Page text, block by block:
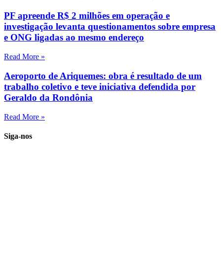
PF apreende R$ 2 milhões em operação e
investigação levanta questionamentos sobre empresa
e ONG ligadas ao mesmo endereço
Read More »
Aeroporto de Ariquemes: obra é resultado de um
trabalho coletivo e teve iniciativa defendida por
Geraldo da Rondônia
Read More »
Siga-nos